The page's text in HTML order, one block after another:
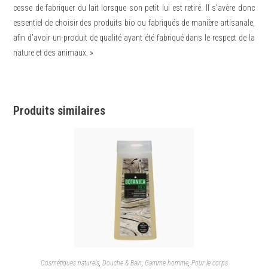
cesse de fabriquer du lait lorsque son petit lui est retiré. Il s’avère donc
essentiel de choisir des produits bio ou fabriqués de manière artisanale,
afin d’avoir un produit de qualité ayant été fabriqué dans le respect de la
nature et des animaux. »
Produits similaires
CHOIX DES OPTIONS
Cosmétiques naturels, Douche & Bain, Gamme homme, Pour le corps